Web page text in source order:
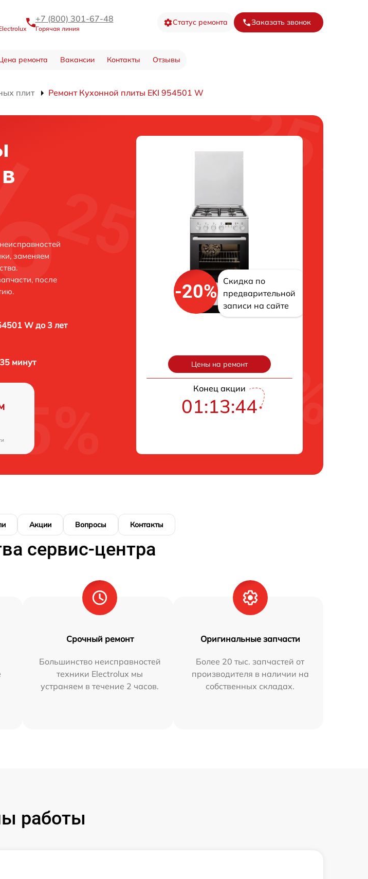
+7 (800) 301-67-48
Горячая линия
Статус ремонта Заказать звонок
ремонта Вакансии Контакты Отзывы
плит Ремонт Кухонной плиты EKI 954501 W
заменяем
после
W до 3 лет
минут
-20%
Скидка по
предварительной
записи на сайте
Цены на ремонт
Конец акции
01:13:43
Акции Вопросы Контакты
сервис-центра
Срочный ремонт
Большинство неисправностей
техники Electrolux мы
устраняем в течение 2 часов.
Оригинальные запчасти
Более 20 тыс. запчастей от
производителя в наличии на
собственных складах.
работы